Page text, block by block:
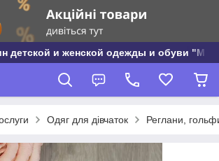
детской и женской одежды и обуви
Одяг для дівчаток Реглани,